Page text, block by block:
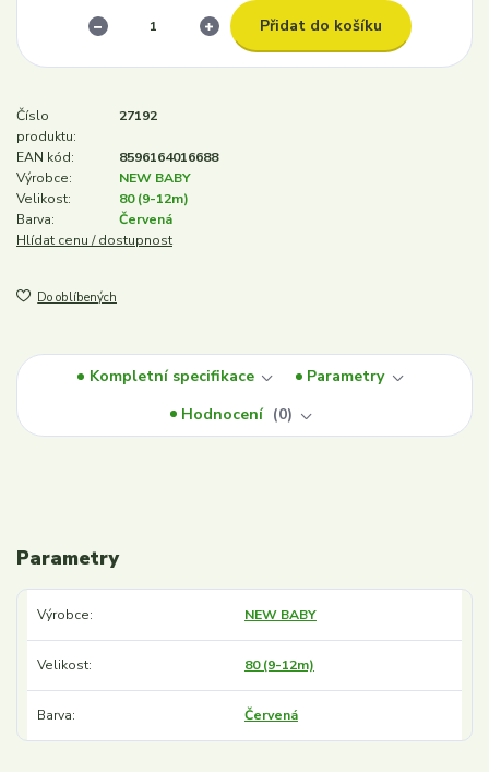
Přidat do košíku
Číslo
produktu:
27192
EAN kód:
8596164016688
Výrobce:
NEW BABY
Velikost:
80 (9-12m)
Barva:
Červená
Hlídat cenu / dostupnost
Do oblíbených
Kompletní specifikace
Parametry
Hodnocení
0
Parametry
Výrobce NEW BABY
Velikost 80 (9-12m)
Barva Červená